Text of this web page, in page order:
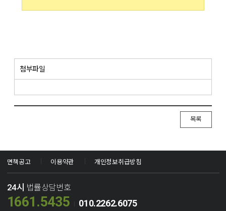
첨부파일
목록
면책공고 이용약관 개인정보취급방침
24시 법률상담번호
1661.5435 010.2262.6075